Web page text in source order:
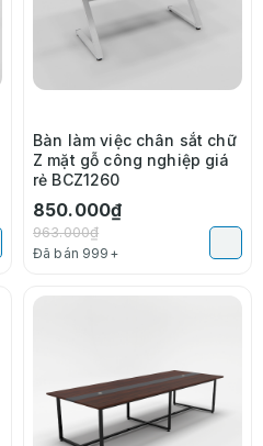
Bàn làm việc chân sắt chữ
Z mặt gỗ công nghiệp giá
rẻ BCZ1260
850.000₫
963.000₫
Đã bán 999+